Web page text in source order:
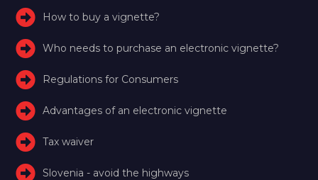
How to buy a vignette?
Who needs to purchase an electronic vignette?
Regulations for Consumers
Advantages of an electronic vignette
Tax waiver
Slovenia - avoid the highways